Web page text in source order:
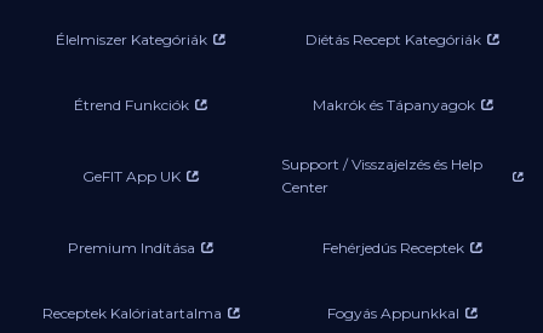
Élelmiszer Kategóriák Diétás Recept Kategóriák
Étrend Funkciók Makrók és Tápanyagok
GeFIT App UK
Support / Visszajelzés és Help
Center
Premium Indítása Fehérjedús Receptek
Receptek Kalóriatartalma Fogyás Appunkkal